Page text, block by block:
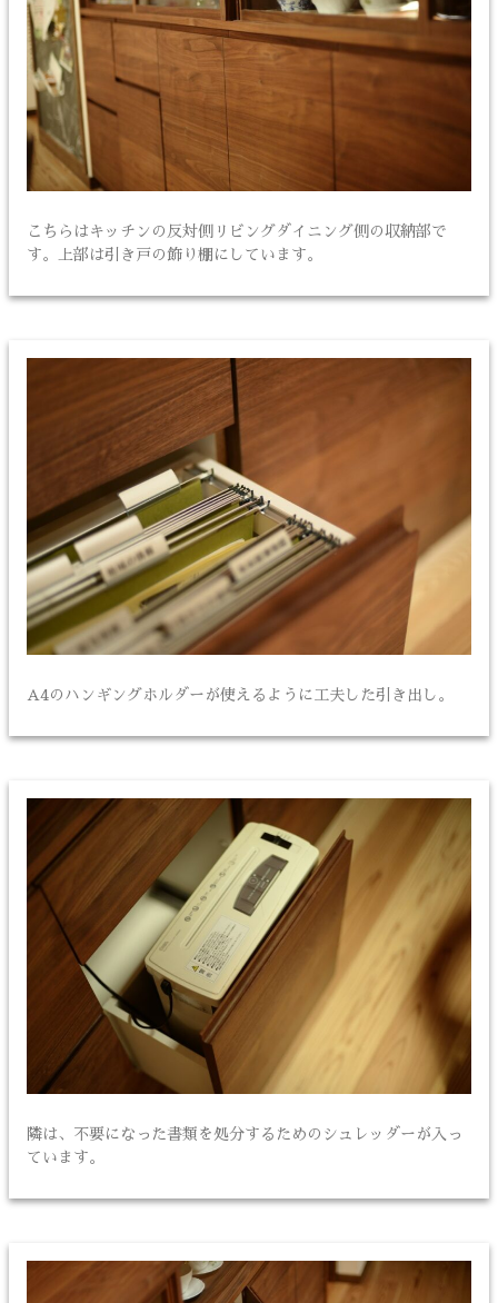
こちらはキッチンの反対側リビングダイニング側の収納部で
す。上部は引き戸の飾り棚にしています。
A4のハンギングホルダーが使えるように工夫した引き出し。
隣は、不要になった書類を処分するためのシュレッダーが入っ
ています。